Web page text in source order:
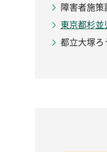
障害者施
東京都杉
都立大塚